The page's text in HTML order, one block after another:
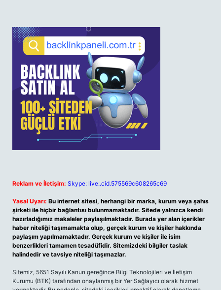
Reklam ve İletişim: Skype: live:.cid.575569c608265c69
Yasal Uyarı: Bu internet sitesi, herhangi bir marka, kurum veya şahıs
şirketi ile hiçbir bağlantısı bulunmamaktadır. Sitede yalnızca kendi
hazırladığımız makaleler paylaşılmaktadır. Burada yer alan içerikler
haber niteliği taşımamakta olup, gerçek kurum ve kişiler hakkında
paylaşım yapılmamaktadır. Gerçek kurum ve kişiler ile isim
benzerlikleri tamamen tesadüfidir. Sitemizdeki bilgiler taslak
halindedir ve tavsiye niteliği taşımazlar.
Sitemiz, 5651 Sayılı Kanun gereğince Bilgi Teknolojileri ve İletişim
Kurumu (BTK) tarafından onaylanmış bir Yer Sağlayıcı olarak hizmet